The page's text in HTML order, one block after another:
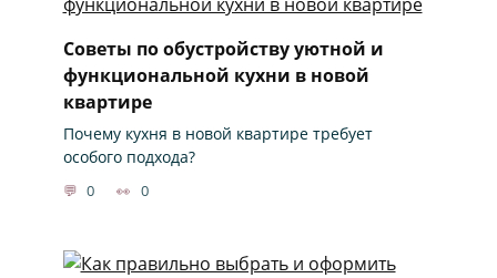
Советы по обустройству уютной и
функциональной кухни в новой
квартире
Почему кухня в новой квартире требует
особого подхода?
0 0